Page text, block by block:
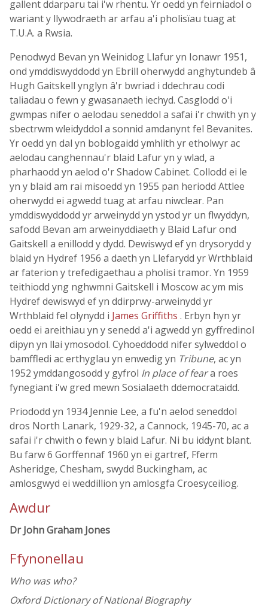
gallent ddarparu tai i'w rhentu. Yr oedd yn feirniadol o
wariant y llywodraeth ar arfau a'i pholisïau tuag at
T.U.A. a Rwsia.
Penodwyd Bevan yn Weinidog Llafur yn Ionawr 1951,
ond ymddiswyddodd yn Ebrill oherwydd anghytundeb â
Hugh Gaitskell ynglyn â'r bwriad i ddechrau codi
taliadau o fewn y gwasanaeth iechyd. Casglodd o'i
gwmpas nifer o aelodau seneddol a safai i'r chwith yn y
sbectrwm wleidyddol a sonnid amdanynt fel Bevanites.
Yr oedd yn dal yn boblogaidd ymhlith yr etholwyr ac
aelodau canghennau'r blaid Lafur yn y wlad, a
pharhaodd yn aelod o'r Shadow Cabinet. Collodd ei le
yn y blaid am rai misoedd yn 1955 pan heriodd Attlee
oherwydd ei agwedd tuag at arfau niwclear. Pan
ymddiswyddodd yr arweinydd yn ystod yr un flwyddyn,
safodd Bevan am arweinyddiaeth y Blaid Lafur ond
Gaitskell a enillodd y dydd. Dewiswyd ef yn drysorydd y
blaid yn Hydref 1956 a daeth yn Llefarydd yr Wrthblaid
ar faterion y trefedigaethau a pholisi tramor. Yn 1959
teithiodd yng nghwmni Gaitskell i Moscow ac ym mis
Hydref dewiswyd ef yn ddirprwy-arweinydd yr
Wrthblaid fel olynydd i James Griffiths . Erbyn hyn yr
oedd ei areithiau yn y senedd a'i agwedd yn gyffredinol
dipyn yn llai ymosodol. Cyhoeddodd nifer sylweddol o
bamffledi ac erthyglau yn enwedig yn Tribune, ac yn
1952 ymddangosodd y gyfrol In place of feara roes
fynegiant i'w gred mewn Sosialaeth ddemocrataidd.
Priododd yn 1934 Jennie Lee, a fu'n aelod seneddol
dros North Lanark, 1929-32, a Cannock, 1945-70, ac a
safai i'r chwith o fewn y blaid Lafur. Ni bu iddynt blant.
Bu farw 6 Gorffennaf 1960 yn ei gartref, Fferm
Asheridge, Chesham, swydd Buckingham, ac
amlosgwyd ei weddillion yn amlosgfa Croesyceiliog.
Awdur
Dr John Graham Jones
Ffynonellau
Who was who?
Oxford Dictionary of National Biography